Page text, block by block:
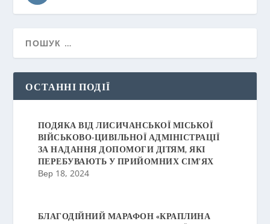
ОСТАННІ ПОДІЇ
ПОДЯКА ВІД ЛИСИЧАНСЬКОЇ МІСЬКОЇ
ВІЙСЬКОВО-ЦИВІЛЬНОЇ АДМІНІСТРАЦІЇ
ЗА НАДАННЯ ДОПОМОГИ ДІТЯМ, ЯКІ
ПЕРЕБУВАЮТЬ У ПРИЙОМНИХ СІМ’ЯХ
Вер 18, 2024
БЛАГОДІЙНИЙ МАРАФОН «КРАПЛИНА